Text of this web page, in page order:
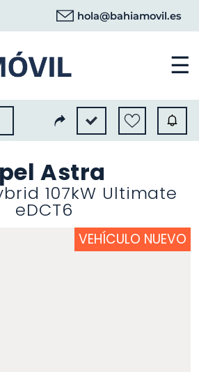
hola@bahiamovil.es
☰
Astra
107kW Ultimate
eDCT6
VEHÍCULO NUEVO